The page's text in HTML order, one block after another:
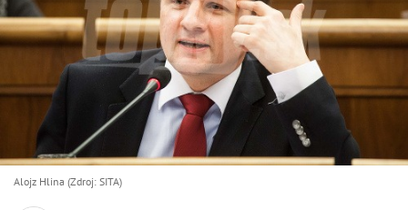
Alojz Hlina (Zdroj: SITA)